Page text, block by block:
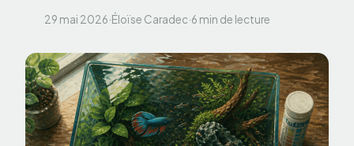
29 mai 2026·Éloïse Caradec·6 min de lecture